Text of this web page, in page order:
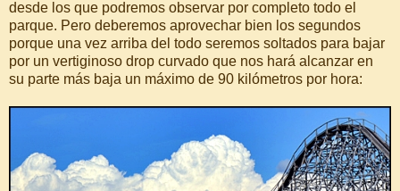
desde los que podremos observar por completo todo el
parque. Pero deberemos aprovechar bien los segundos
porque una vez arriba del todo seremos soltados para bajar
por un vertiginoso drop curvado que nos hará alcanzar en
su parte más baja un máximo de 90 kilómetros por hora: